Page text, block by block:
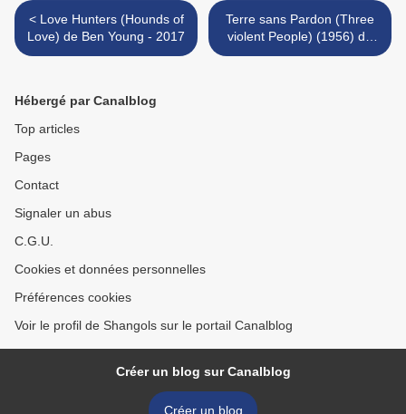
< Love Hunters (Hounds of
Love) de Ben Young - 2017
Terre sans Pardon (Three
violent People) (1956) de
Rudolph Maté >
Hébergé par Canalblog
Top articles
Pages
Contact
Signaler un abus
C.G.U.
Cookies et données personnelles
Préférences cookies
Voir le profil de Shangols sur le portail Canalblog
Créer un blog sur Canalblog
Créer un blog